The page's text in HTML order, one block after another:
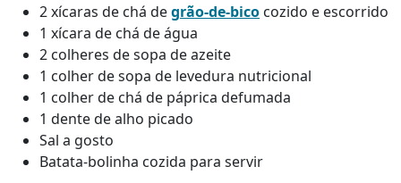
2 xícaras de chá degrão-de-bico cozido e escorrido
1 xícara de chá de água
2 colheres de sopa de azeite
1 colher de sopa de levedura nutricional
1 colher de chá de páprica defumada
1 dente de alho picado
Sal a gosto
Batata-bolinha cozida para servir